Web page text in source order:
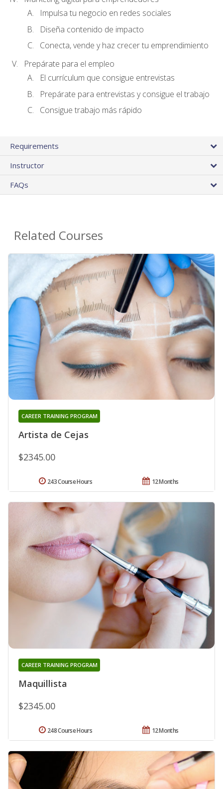
Impulsa tu negocio en redes sociales
Diseña contenido de impacto
Conecta, vende y haz crecer tu emprendimiento
Prepárate para el empleo
El currículum que consigue entrevistas
Prepárate para entrevistas y consigue el trabajo
Consigue trabajo más rápido
Requirements
Instructor
FAQs
Related Courses
Artista de Cejas
CAREER TRAINING PROGRAM
$2345.00
12 Months
243 Course Hours
Maquillista
CAREER TRAINING PROGRAM
$2345.00
12 Months
248 Course Hours